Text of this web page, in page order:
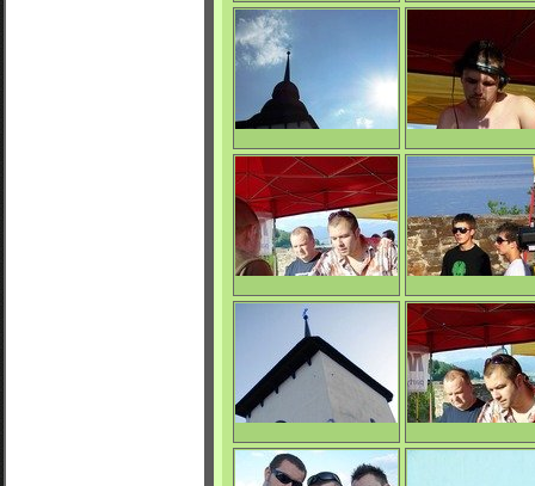
La Mara Beat
0/3725
October
Profesor & Benco
0/3784
La Mara Beat
La Mara Beat